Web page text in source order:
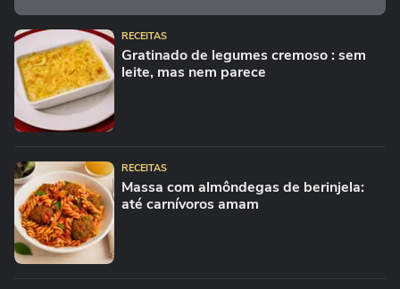
RECEITAS
Gratinado de legumes cremoso : sem
leite, mas nem parece
RECEITAS
Massa com almôndegas de berinjela:
até carnívoros amam